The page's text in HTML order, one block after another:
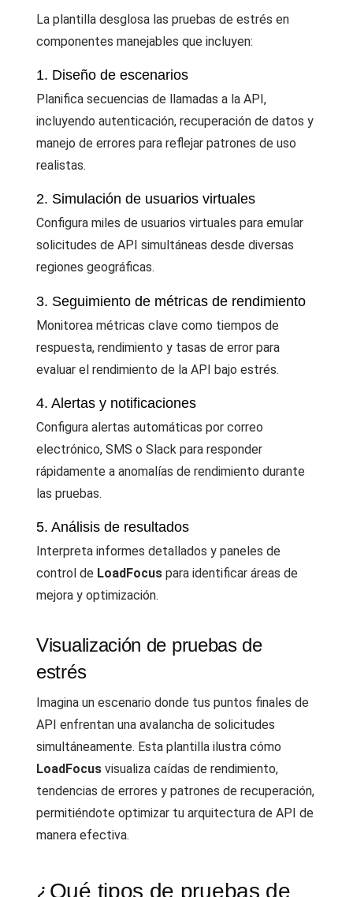
La plantilla desglosa las pruebas de estrés en
componentes manejables que incluyen:
1. Diseño de escenarios
Planifica secuencias de llamadas a la API,
incluyendo autenticación, recuperación de datos y
manejo de errores para reflejar patrones de uso
realistas.
2. Simulación de usuarios virtuales
Configura miles de usuarios virtuales para emular
solicitudes de API simultáneas desde diversas
regiones geográficas.
3. Seguimiento de métricas de rendimiento
Monitorea métricas clave como tiempos de
respuesta, rendimiento y tasas de error para
evaluar el rendimiento de la API bajo estrés.
4. Alertas y notificaciones
Configura alertas automáticas por correo
electrónico, SMS o Slack para responder
rápidamente a anomalías de rendimiento durante
las pruebas.
5. Análisis de resultados
Interpreta informes detallados y paneles de
control de LoadFocus para identificar áreas de
mejora y optimización.
Visualización de pruebas de
estrés
Imagina un escenario donde tus puntos finales de
API enfrentan una avalancha de solicitudes
simultáneamente. Esta plantilla ilustra cómo
LoadFocus visualiza caídas de rendimiento,
tendencias de errores y patrones de recuperación,
permitiéndote optimizar tu arquitectura de API de
manera efectiva.
¿Qué tipos de pruebas de